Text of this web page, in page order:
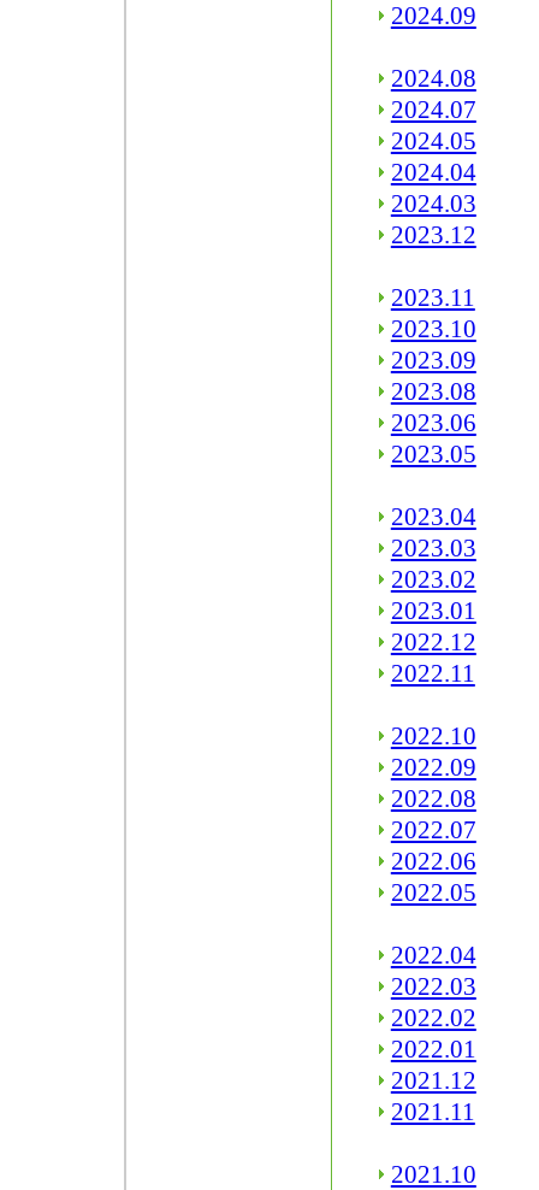
2024.09
2024.08
2024.07
2024.05
2024.04
2024.03
2023.12
2023.11
2023.10
2023.09
2023.08
2023.06
2023.05
2023.04
2023.03
2023.02
2023.01
2022.12
2022.11
2022.10
2022.09
2022.08
2022.07
2022.06
2022.05
2022.04
2022.03
2022.02
2022.01
2021.12
2021.11
2021.10